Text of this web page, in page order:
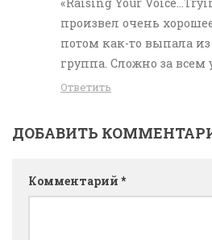
«Raising Your
произвел очень
потом как-то выпала
группа. Сложно за всем
Ответить
ДОБАВИТЬ
Комментарий *